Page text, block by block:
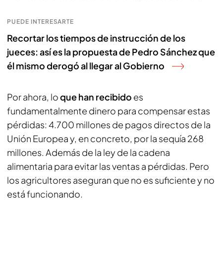
PUEDE INTERESARTE
Recortar los tiempos de instrucción de los
jueces: así es la propuesta de Pedro Sánchez que
él mismo derogó al llegar al Gobierno
Por ahora, loque han recibido es
fundamentalmente dinero para compensar estas
pérdidas: 4.700 millones de pagos directos de la
Unión Europea y, en concreto, por la sequía 268
millones. Además de la ley de la cadena
alimentaria para evitar las ventas a pérdidas. Pero
los agricultores aseguran que no es suficiente y no
está funcionando.